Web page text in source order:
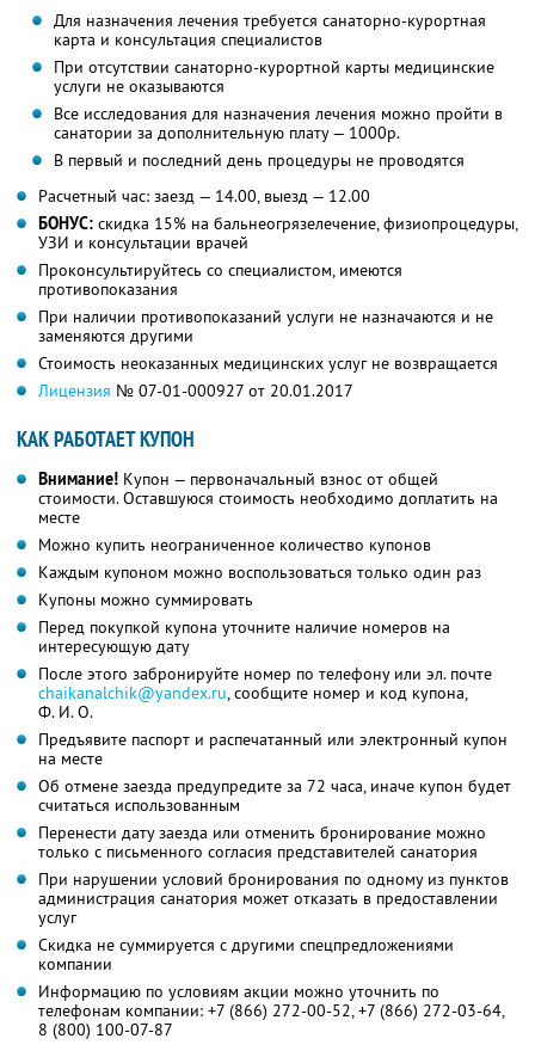
Для назначения лечения требуется санаторно-курортная
карта и консультация специалистов
При отсутствии санаторно-курортной карты медицинские
услуги не оказываются
Все исследования для назначения лечения можно пройти в
санатории за дополнительную плату — 1000р.
В первый и последний день процедуры не проводятся
Расчетный час: заезд — 14.00, выезд — 12.00
БОНУС: скидка 15% на бальнеогрязелечение, физиопроцедуры,
УЗИ и консультации врачей
Проконсультируйтесь со специалистом, имеются
противопоказания
При наличии противопоказаний услуги не назначаются и не
заменяются другими
Стоимость неоказанных медицинских услуг не возвращается
Лицензия № 07-01-000927 от 20.01.2017
КАК РАБОТАЕТ КУПОН
Внимание! Купон — первоначальный взнос от общей
стоимости. Оставшуюся стоимость необходимо доплатить на
месте
Можно купить неограниченное количество купонов
Каждым купоном можно воспользоваться только один раз
Купоны можно суммировать
Перед покупкой купона уточните наличие номеров на
интересующую дату
После этого забронируйте номер по телефону или эл. почте
chaikanalchik@yandex.ru,сообщите номер и код купона,
Ф. И. О.
Предъявите паспорт и распечатанный или электронный купон
на месте
Об отмене заезда предупредите за 72 часа, иначе купон будет
считаться использованным
Перенести дату заезда или отменить бронирование можно
только с письменного согласия представителей санатория
При нарушении условий бронирования по одному из пунктов
администрация санатория может отказать в предоставлении
услуг
Скидка не суммируется с другими спецпредложениями
компании
Информацию по условиям акции можно уточнить по
телефонам компании: +7 (866) 272-00-52, +7 (866) 272-03-64,
8 (800) 100-07-87